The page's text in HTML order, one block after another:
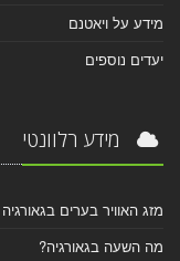
מידע על ויאטנם
יעדים נוספים
מידע רלוונטי
מזג האוויר בערים בגאורגיה
מה השעה בגאורגיה?